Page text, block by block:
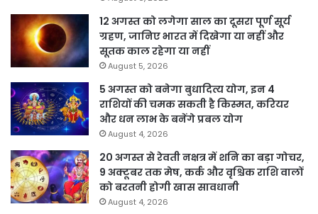
12 अगस्त को लगेगा साल का दूसरा पूर्ण सूर्य
ग्रहण, जानिए भारत में दिखेगा या नहीं और
सूतक काल रहेगा या नहीं
August 5, 2026
5 अगस्त को बनेगा बुधादित्य योग, इन 4
राशियों की चमक सकती है किस्मत, करियर
और धन लाभ के बनेंगे प्रबल योग
August 4, 2026
20 अगस्त से रेवती नक्षत्र में शनि का बड़ा गोचर,
9 अक्टूबर तक मेष, कर्क और वृश्चिक राशि वालों
को बरतनी होगी खास सावधानी
August 4, 2026